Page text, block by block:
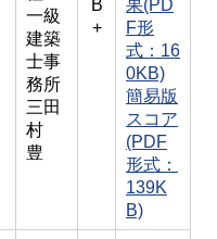
一級
建築
士事
務所
三田
村
豊
B
+
果(PD
F形
式：16
0KB)
簡易版
スコア
(PDF
形式：
139K
B)